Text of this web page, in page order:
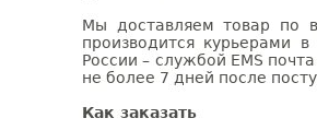
Мы доставляем товар по
производится курьерами
России – службой EMS
не более 7 дней после
Как заказать